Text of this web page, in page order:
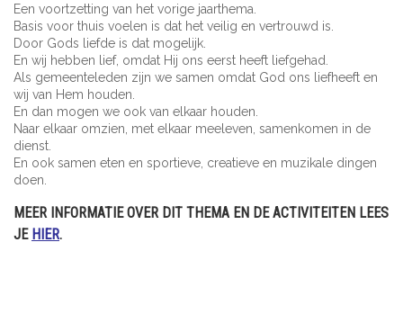
Een voortzetting van het vorige jaarthema.
Basis voor thuis voelen is dat het veilig en vertrouwd is.
Door Gods liefde is dat mogelijk.
En wij hebben lief, omdat Hij ons eerst heeft liefgehad.
Als gemeenteleden zijn we samen omdat God ons liefheeft en
wij van Hem houden.
En dan mogen we ook van elkaar houden.
Naar elkaar omzien, met elkaar meeleven, samenkomen in de
dienst.
En ook samen eten en sportieve, creatieve en muzikale dingen
doen.
MEER INFORMATIE OVER DIT THEMA EN DE ACTIVITEITEN LEES
JE HIER.